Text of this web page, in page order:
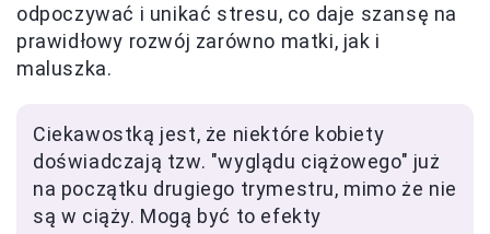
odpoczywać i unikać stresu, co daje szansę na
prawidłowy rozwój zarówno matki, jak i
maluszka.
Ciekawostką jest, że niektóre kobiety
doświadczają tzw. "wyglądu ciążowego" już
na początku drugiego trymestru, mimo że nie
są w ciąży. Mogą być to efekty